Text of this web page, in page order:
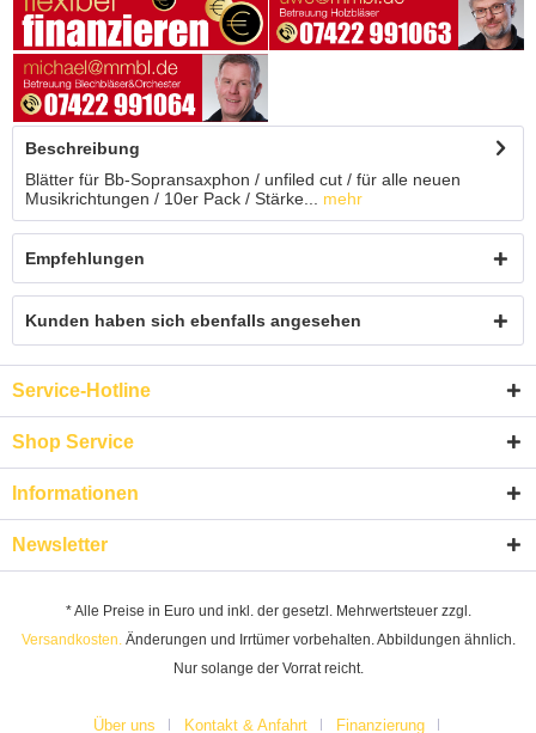
Beschreibung
Blätter für Bb-Sopransaxphon / unfiled cut / für alle neuen
Musikrichtungen / 10er Pack / Stärke...
mehr
Empfehlungen
Kunden haben sich ebenfalls angesehen
Service-Hotline
Shop Service
Informationen
Newsletter
* Alle Preise in Euro und inkl. der gesetzl. Mehrwertsteuer zzgl.
Versandkosten.Änderungen und Irrtümer vorbehalten. Abbildungen ähnlich.
Nur solange der Vorrat reicht.
Über uns Kontakt & Anfahrt Finanzierung